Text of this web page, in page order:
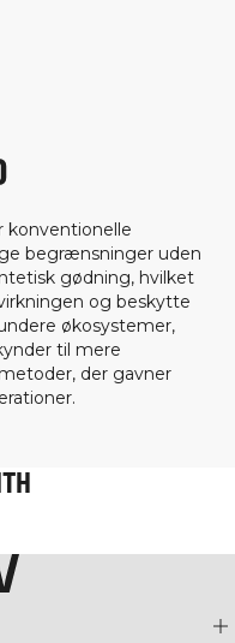
konventionelle
begrænsninger uden
gødning, hvilket
og beskytte
økosystemer,
til mere
der gavner